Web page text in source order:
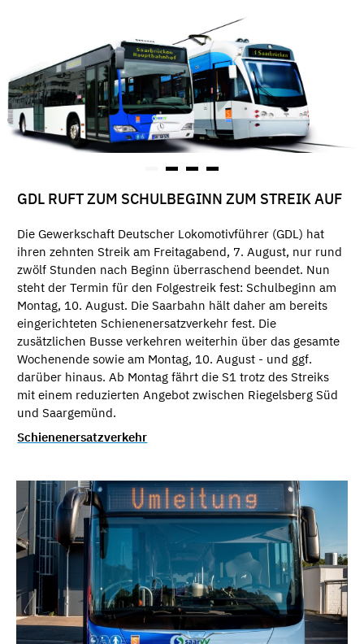
GDL RUFT ZUM SCHULBEGINN ZUM STREIK AUF
Die Gewerkschaft Deutscher Lokomotivführer (GDL) hat
ihren zehnten Streik am Freitagabend, 7. August, nur rund
zwölf Stunden nach Beginn überraschend beendet. Nun
steht der Termin für den Folgestreik fest: Schulbeginn am
Montag, 10. August. Die Saarbahn hält daher am bereits
eingerichteten Schienenersatzverkehr fest. Die
zusätzlichen Busse verkehren weiterhin über das gesamte
Wochenende sowie am Montag, 10. August - und ggf.
darüber hinaus. Ab Montag fährt die S1 trotz des Streiks
mit einem reduzierten Angebot zwischen Riegelsberg Süd
und Saargemünd.
Schienenersatzverkehr